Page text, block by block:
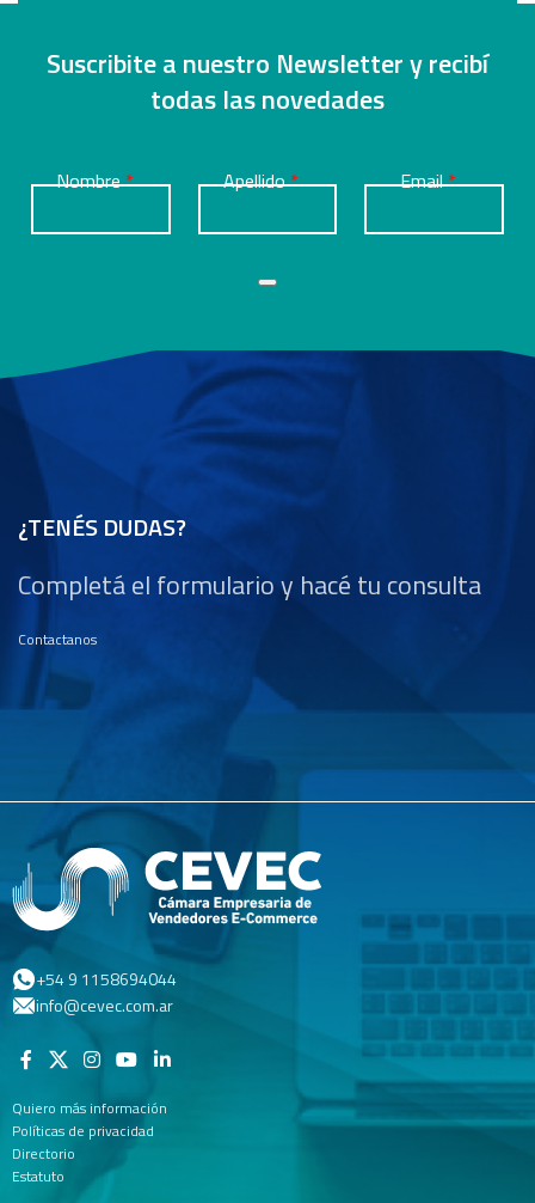
Suscribite a nuestro Newsletter y recibí
todas las novedades
Nombre Apellido Email
¿TENÉS DUDAS?
Completá el formulario y hacé tu consulta
Contactanos
+54 9 1158694044
info@cevec.com.ar
Quiero más información
Políticas de privacidad
Directorio
Estatuto